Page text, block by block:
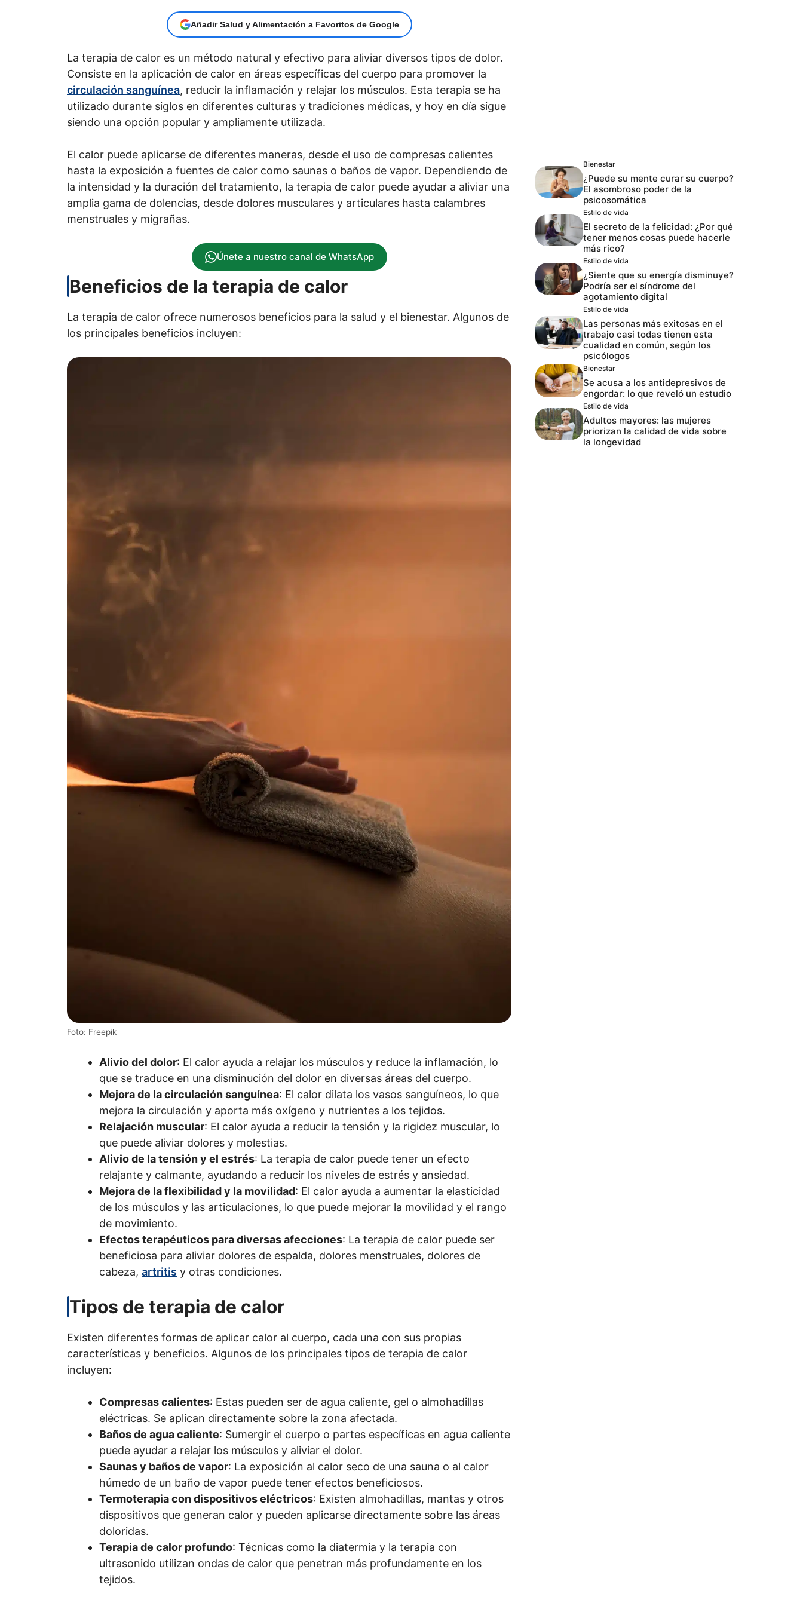
Añadir Salud y Alimentación a Favoritos de Google
La terapia de calor es un método natural y efectivo para aliviar diversos tipos de dolor.
Consiste en la aplicación de calor en áreas específicas del cuerpo para promover la
circulación sanguínea, reducir la inflamación y relajar los músculos. Esta terapia se ha
utilizado durante siglos en diferentes culturas y tradiciones médicas, y hoy en día sigue
siendo una opción popular y ampliamente utilizada.
El calor puede aplicarse de diferentes maneras, desde el uso de compresas calientes
hasta la exposición a fuentes de calor como saunas o baños de vapor. Dependiendo de
la intensidad y la duración del tratamiento, la terapia de calor puede ayudar a aliviar una
amplia gama de dolencias, desde dolores musculares y articulares hasta calambres
menstruales y migrañas.
Únete a nuestro canal de WhatsApp
Beneficios de la terapia de calor
La terapia de calor ofrece numerosos beneficios para la salud y el bienestar. Algunos de
los principales beneficios incluyen:
Foto: Freepik
Alivio del dolor: El calor ayuda a relajar los músculos y reduce la inflamación, lo
que se traduce en una disminución del dolor en diversas áreas del cuerpo.
Mejora de la circulación sanguínea: El calor dilata los vasos sanguíneos, lo que
mejora la circulación y aporta más oxígeno y nutrientes a los tejidos.
Relajación muscular: El calor ayuda a reducir la tensión y la rigidez muscular, lo
que puede aliviar dolores y molestias.
Alivio de la tensión y el estrés: La terapia de calor puede tener un efecto
relajante y calmante, ayudando a reducir los niveles de estrés y ansiedad.
Mejora de la flexibilidad y la movilidad: El calor ayuda a aumentar la elasticidad
de los músculos y las articulaciones, lo que puede mejorar la movilidad y el rango
de movimiento.
Efectos terapéuticos para diversas afecciones: La terapia de calor puede ser
beneficiosa para aliviar dolores de espalda, dolores menstruales, dolores de
cabeza, artritis y otras condiciones.
Tipos de terapia de calor
Existen diferentes formas de aplicar calor al cuerpo, cada una con sus propias
características y beneficios. Algunos de los principales tipos de terapia de calor
incluyen:
Compresas calientes: Estas pueden ser de agua caliente, gel o almohadillas
eléctricas. Se aplican directamente sobre la zona afectada.
Baños de agua caliente: Sumergir el cuerpo o partes específicas en agua caliente
puede ayudar a relajar los músculos y aliviar el dolor.
Saunas y baños de vapor: La exposición al calor seco de una sauna o al calor
húmedo de un baño de vapor puede tener efectos beneficiosos.
Termoterapia con dispositivos eléctricos: Existen almohadillas, mantas y otros
dispositivos que generan calor y pueden aplicarse directamente sobre las áreas
doloridas.
Terapia de calor profundo: Técnicas como la diatermia y la terapia con
ultrasonido utilizan ondas de calor que penetran más profundamente en los
tejidos.
Bienestar
¿Puede su mente curar su cuerpo?
El asombroso poder de la
psicosomática
Estilo de vida
El secreto de la felicidad: ¿Por qué
tener menos cosas puede hacerle
más rico?
Estilo de vida
¿Siente que su energía disminuye?
Podría ser el síndrome del
agotamiento digital
Estilo de vida
Las personas más exitosas en el
trabajo casi todas tienen esta
cualidad en común, según los
psicólogos
Bienestar
Se acusa a los antidepresivos de
engordar: lo que reveló un estudio
Estilo de vida
Adultos mayores: las mujeres
priorizan la calidad de vida sobre
la longevidad